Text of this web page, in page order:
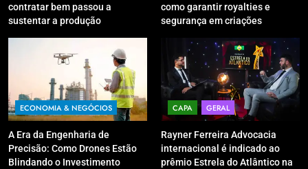
contratar bem passou a
sustentar a produção
como garantir royalties e
segurança em criações
ECONOMIA & NEGÓCIOS
A Era da Engenharia de
Precisão: Como Drones Estão
Blindando o Investimento
CAPA GERAL
Rayner Ferreira Advocacia
internacional é indicado ao
prêmio Estrela do Atlântico na